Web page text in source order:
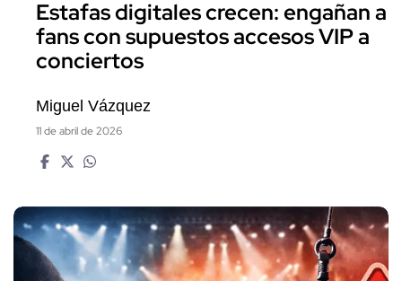
Estafas digitales crecen: engañan a
fans con supuestos accesos VIP a
conciertos
Miguel Vázquez
11 de abril de 2026